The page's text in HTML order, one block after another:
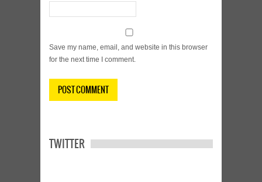
Save my name, email, and website in this browser
for the next time I comment.
TWITTER